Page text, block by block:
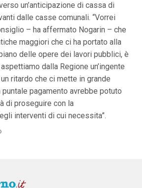
un’anticipazione di cassa di
dalle casse comunali. “Vorrei
– ha affermato Nogarin – che
maggiori che ci ha portato alla
delle opere dei lavori pubblici, è
dalla Regione un’ingente
ritardo che ci mette in grande
pagamento avrebbe potuto
di proseguire con la
interventi di cui necessita”.